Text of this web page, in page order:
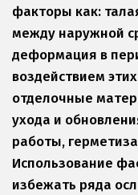
факторы как:
между наружной
деформация в
воздействием
отделочные
ухода и
работы,
Использование
избежать ряда